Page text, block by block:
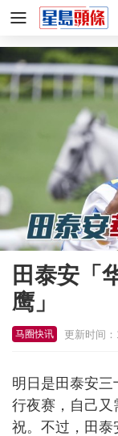
田泰安「
鹰」
马圈快讯 更新时间
明日是田泰安
行夜赛，自己
祝。不过，田